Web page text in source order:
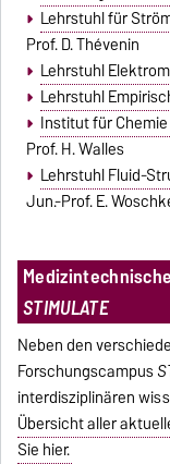
Lehrstuhl für
Prof. D. Thévenin
Lehrstuhl
Lehrstuhl
Institut für
Prof. H. Walles
Lehrstuhl Fluid-
Jun.-Prof. E.
STIMULATE
Neben den
Forschungscampus
interdisziplinären
Übersicht aller
Sie hier.